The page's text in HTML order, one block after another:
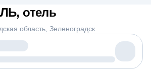
отель
область Зеленоградск